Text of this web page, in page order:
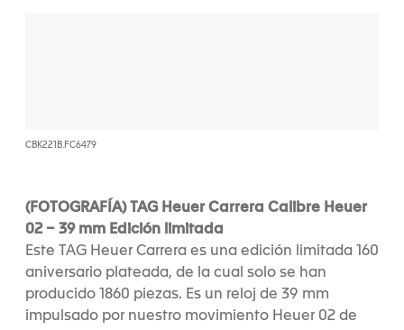
CBK221B.FC6479
(FOTOGRAFÍA) TAG Heuer Carrera Calibre Heuer
02 – 39 mm Edición limitada
Este TAG Heuer Carrera es una edición limitada 160
aniversario plateada, de la cual solo se han
producido 1860 piezas. Es un reloj de 39 mm
impulsado por nuestro movimiento Heuer 02 de